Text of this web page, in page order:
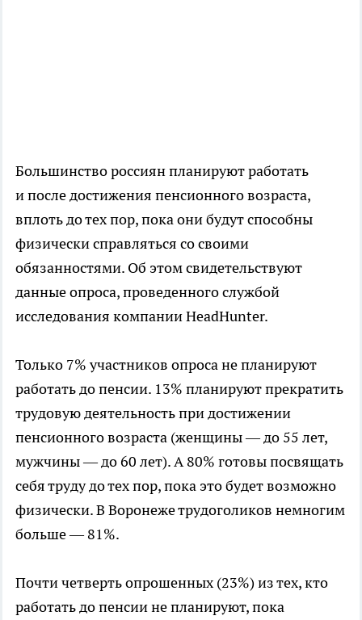
Большинство россиян планируют работать
и после достижения пенсионного возраста,
вплоть до тех пор, пока они будут способны
физически справляться со своими
обязанностями. Об этом свидетельствуют
данные опроса, проведенного службой
исследования компании HeadHunter.
Только 7% участников опроса не планируют
работать до пенсии. 13% планируют прекратить
трудовую деятельность при достижении
пенсионного возраста (женщины — до 55 лет,
мужчины — до 60 лет). А 80% готовы посвящать
себя труду до тех пор, пока это будет возможно
физически. В Воронеже трудоголиков немногим
больше — 81%.
Почти четверть опрошенных (23%) из тех, кто
работать до пенсии не планируют, пока